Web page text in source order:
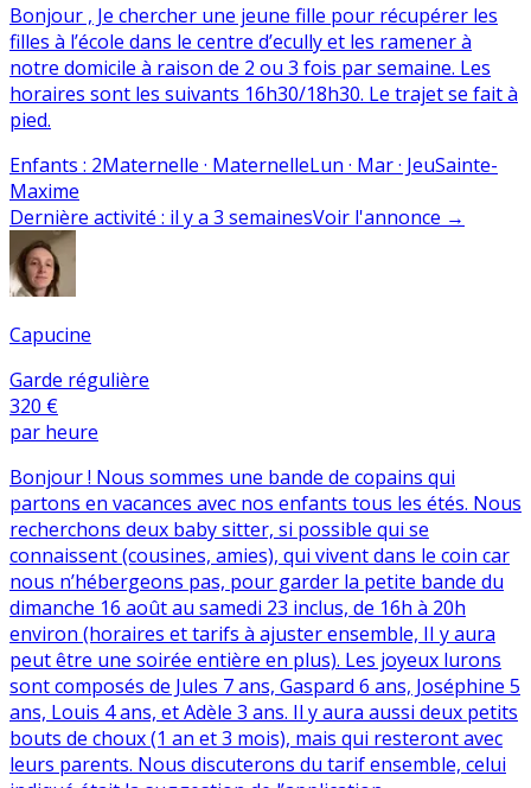
Bonjour , Je chercher une jeune fille pour récupérer les
filles à l’école dans le centre d’ecully et les ramener à
notre domicile à raison de 2 ou 3 fois par semaine. Les
horaires sont les suivants 16h30/18h30. Le trajet se fait à
pied.
Enfants : 2Maternelle · MaternelleLun · Mar · JeuSainte-
Maxime
Dernière activité : il y a 3 semainesVoir l'annonce →
Capucine
Garde régulière
320 €
par heure
Bonjour ! Nous sommes une bande de copains qui
partons en vacances avec nos enfants tous les étés. Nous
recherchons deux baby sitter, si possible qui se
connaissent (cousines, amies), qui vivent dans le coin car
nous n’hébergeons pas, pour garder la petite bande du
dimanche 16 août au samedi 23 inclus, de 16h à 20h
environ (horaires et tarifs à ajuster ensemble, II y aura
peut être une soirée entière en plus). Les joyeux lurons
sont composés de Jules 7 ans, Gaspard 6 ans, Joséphine 5
ans, Louis 4 ans, et Adèle 3 ans. Il y aura aussi deux petits
bouts de choux (1 an et 3 mois), mais qui resteront avec
leurs parents. Nous discuterons du tarif ensemble, celui